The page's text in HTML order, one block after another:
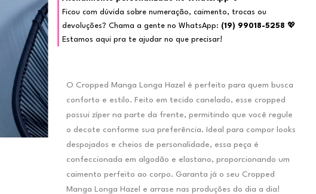
Ficou com dúvida sobre numeração, caimento, trocas ou
devoluções? Chama a gente no WhatsApp: (19) 99018-5258 💖
Estamos aqui pra te ajudar no que precisar!
O Cropped Manga Longa Hazel é perfeito para quem busca
conforto e estilo. Feito em tecido canelado, esse cropped
possui zíper na parte da frente, permitindo que você regule
o decote conforme sua preferência. Ideal para compor looks
despojados e cheios de personalidade, essa peça é
confeccionada em algodão e elastano, proporcionando um
caimento perfeito ao corpo. Garanta já o seu Cropped
Manga Longa Hazel e arrase nas produções do dia a dia!